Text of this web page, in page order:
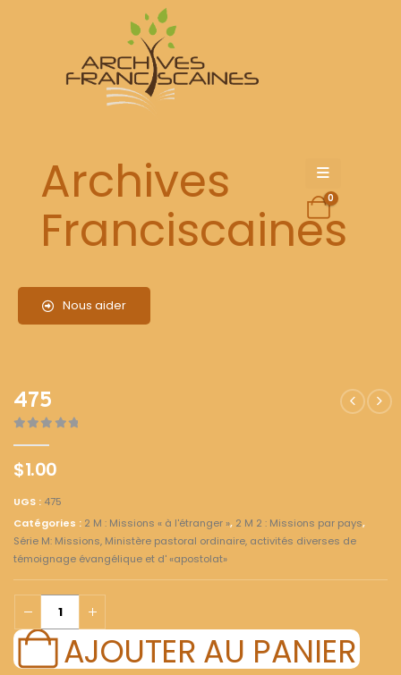
Archives
Franciscaines
Nous aider
0
475
$1.00
UGS : 475
Catégories : 2 M : Missions « à l'étranger », 2 M 2 : Missions par pays,
Série M: Missions, Ministère pastoral ordinaire, activités diverses de
témoignage évangélique et d' «apostolat»
AJOUTER AU PANIER